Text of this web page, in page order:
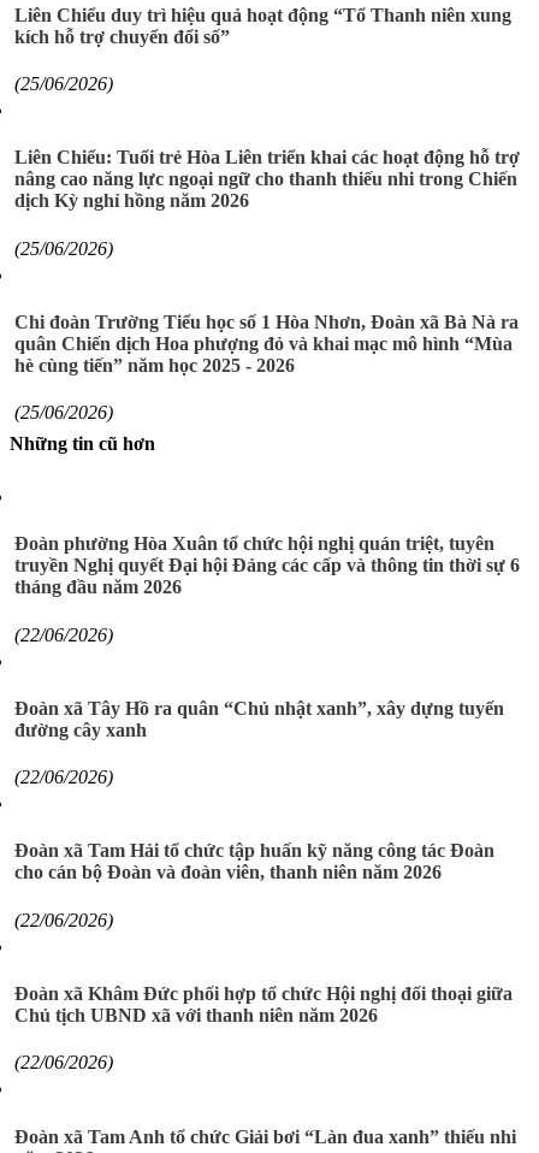
Liên Chiểu duy trì hiệu quả hoạt động “Tổ Thanh niên xung
kích hỗ trợ chuyển đổi số”
(25/06/2026)
Liên Chiểu: Tuổi trẻ Hòa Liên triển khai các hoạt động hỗ trợ
nâng cao năng lực ngoại ngữ cho thanh thiếu nhi trong Chiến
dịch Kỳ nghỉ hồng năm 2026
(25/06/2026)
Chi đoàn Trường Tiểu học số 1 Hòa Nhơn, Đoàn xã Bà Nà ra
quân Chiến dịch Hoa phượng đỏ và khai mạc mô hình “Mùa
hè cùng tiến” năm học 2025 - 2026
(25/06/2026)
Những tin cũ hơn
Đoàn phường Hòa Xuân tổ chức hội nghị quán triệt, tuyên
truyền Nghị quyết Đại hội Đảng các cấp và thông tin thời sự 6
tháng đầu năm 2026
(22/06/2026)
Đoàn xã Tây Hồ ra quân “Chủ nhật xanh”, xây dựng tuyến
đường cây xanh
(22/06/2026)
Đoàn xã Tam Hải tổ chức tập huấn kỹ năng công tác Đoàn
cho cán bộ Đoàn và đoàn viên, thanh niên năm 2026
(22/06/2026)
Đoàn xã Khâm Đức phối hợp tổ chức Hội nghị đối thoại giữa
Chủ tịch UBND xã với thanh niên năm 2026
(22/06/2026)
Đoàn xã Tam Anh tổ chức Giải bơi “Làn đua xanh” thiếu nhi